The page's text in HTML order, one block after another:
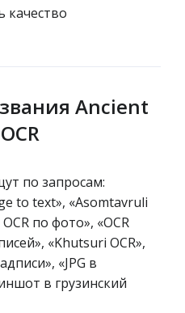
качество
Ancient
по запросам:
to text», «Asomtavruli
по фото», «OCR
«Khutsuri OCR»,
«JPG в
в грузинский